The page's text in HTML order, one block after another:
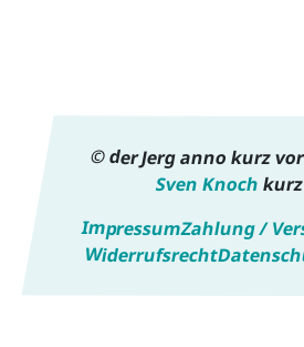
© der Jerg anno kurz
Sven Knochkurz
ImpressumZahlung /
Widerrufsrecht